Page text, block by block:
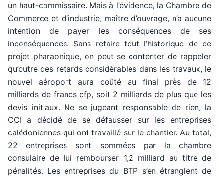
un haut-commissaire. Mais à l’évidence, la Chambre de
Commerce et d’industrie, maître d’ouvrage, n’a aucune
intention de payer les conséquences de ses
inconséquences. Sans refaire tout l’historique de ce
projet pharaonique, on peut se contenter de rappeler
qu’outre des retards considérables dans les travaux, le
nouvel aéroport aura coûté au final près de 12
milliards de francs cfp, soit 2 milliards de plus que les
devis initiaux. Ne se jugeant responsable de rien, la
CCI a décidé de se défausser sur les entreprises
calédoniennes qui ont travaillé sur le chantier. Au total,
22 entreprises sont sommées par la chambre
consulaire de lui rembourser 1,2 milliard au titre de
pénalités. Les entreprises du BTP s’en étranglent de